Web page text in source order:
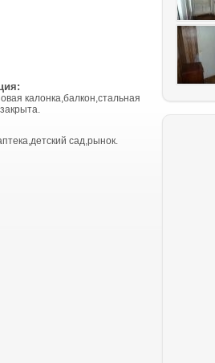
калонка,балкон,стальная
сад,рынок.